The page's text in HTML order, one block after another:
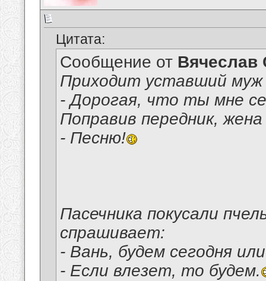
Цитата:
Сообщение от Вячеслав
Приходит уставший муж
- Дорогая, что ты мне
Поправив передник,
- Песню!
Пасечника покусали
спрашивает:
- Вань, будем сегодня
- Если влезет, то будем.